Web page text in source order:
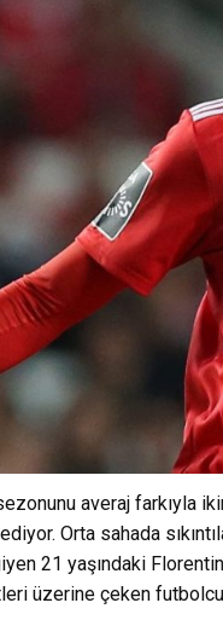
averaj farkıyla
Orta sahada
21 yaşındaki
üzerine çeken